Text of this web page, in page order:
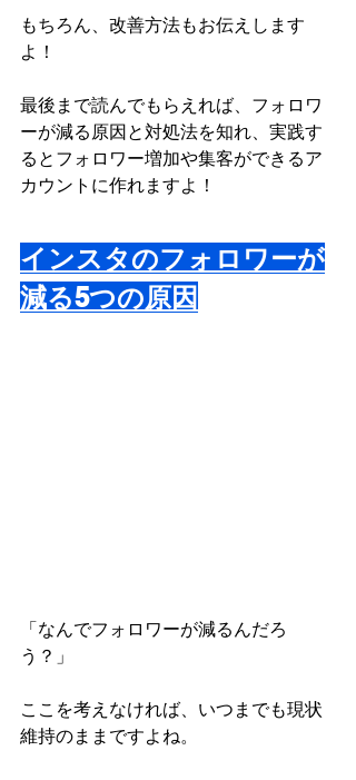
もちろん、改善方法もお伝えします
よ！
最後まで読んでもらえれば、フォロワ
ーが減る原因と対処法を知れ、実践す
るとフォロワー増加や集客ができるア
カウントに作れますよ！
インスタのフォロワーが
減る5つの原因
「なんでフォロワーが減るんだろ
う？」
ここを考えなければ、いつまでも現状
維持のままですよね。